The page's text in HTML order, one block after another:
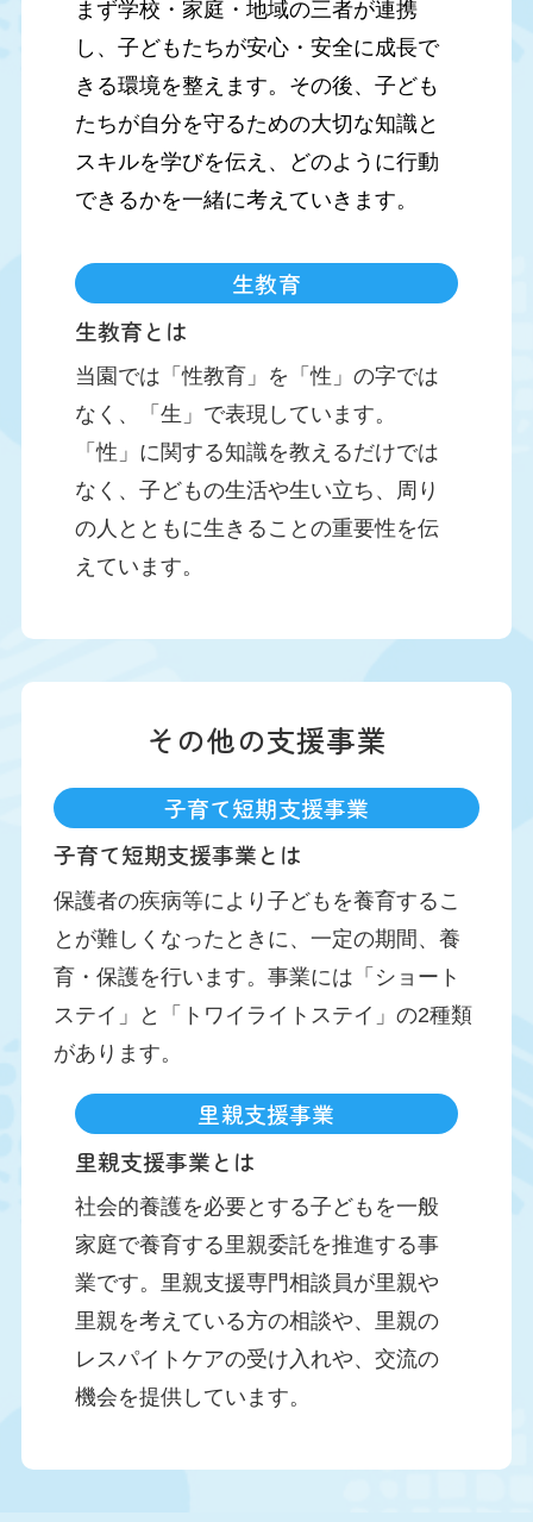
まず学校・家庭・地域の三者が連携
し、子どもたちが安心・安全に成長で
きる環境を整えます。その後、子ども
たちが自分を守るための大切な知識と
スキルを学びを伝え、どのように行動
できるかを一緒に考えていきます。
生教育
生教育とは
当園では「性教育」を「性」の字では
なく、「生」で表現しています。
「性」に関する知識を教えるだけでは
なく、子どもの生活や生い立ち、周り
の人とともに生きることの重要性を伝
えています。
その他の支援事業
子育て短期支援事業
子育て短期支援事業とは
保護者の疾病等により子どもを養育するこ
とが難しくなったときに、一定の期間、養
育・保護を行います。事業には「ショート
ステイ」と「トワイライトステイ」の2種類
があります。
里親支援事業
里親支援事業とは
社会的養護を必要とする子どもを一般
家庭で養育する里親委託を推進する事
業です。里親支援専門相談員が里親や
里親を考えている方の相談や、里親の
レスパイトケアの受け入れや、交流の
機会を提供しています。